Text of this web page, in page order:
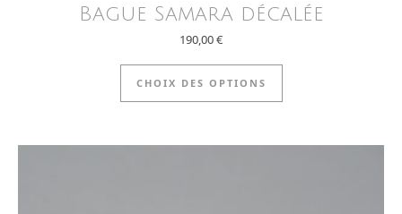
Bague Samara décalée
190,00€
CHOIX DES OPTIONS
Ce produit a